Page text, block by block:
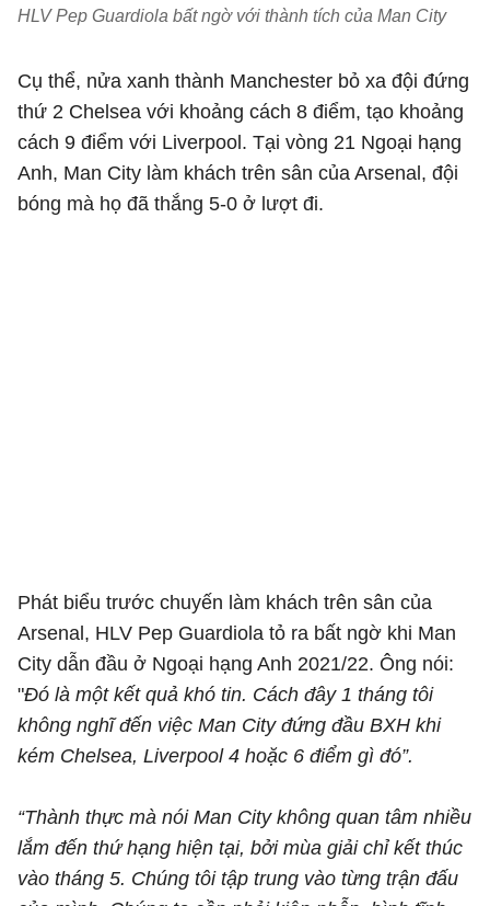
HLV Pep Guardiola bất ngờ với thành tích của Man City
Cụ thể, nửa xanh thành Manchester bỏ xa đội đứng
thứ 2 Chelsea với khoảng cách 8 điểm, tạo khoảng
cách 9 điểm với Liverpool. Tại vòng 21 Ngoại hạng
Anh, Man City làm khách trên sân của Arsenal, đội
bóng mà họ đã thắng 5-0 ở lượt đi.
Phát biểu trước chuyến làm khách trên sân của
Arsenal, HLV Pep Guardiola tỏ ra bất ngờ khi Man
City dẫn đầu ở Ngoại hạng Anh 2021/22. Ông nói:
"Đó là một kết quả khó tin. Cách đây 1 tháng tôi
không nghĩ đến việc Man City đứng đầu BXH khi
kém Chelsea, Liverpool 4 hoặc 6 điểm gì đó”.
“Thành thực mà nói Man City không quan tâm nhiều
lắm đến thứ hạng hiện tại, bởi mùa giải chỉ kết thúc
vào tháng 5. Chúng tôi tập trung vào từng trận đấu